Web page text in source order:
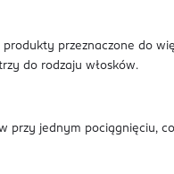
przeznaczone do
do rodzaju włosków.
przy jednym pociągnięciu,